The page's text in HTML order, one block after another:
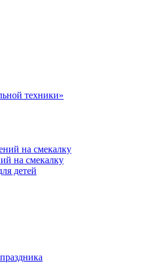
техники»
на смекалку
на смекалку
детей